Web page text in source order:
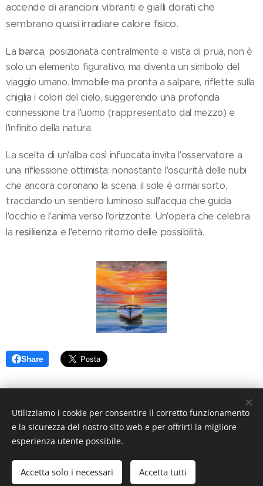
accende di arancioni vibranti e gialli dorati che
sembrano quasi irradiare calore fisico.
La barca, posizionata centralmente e vista di prua, non è
solo un elemento figurativo, ma diventa un simbolo del
viaggio umano. Immobile ma pronta a salpare, riflette sulla
chiglia i colori del cielo, suggerendo una profonda
connessione tra l'uomo (rappresentato dal mezzo) e
l'infinito della natura.
La scelta di un'alba così infuocata invita l'osservatore a
una riflessione ottimista: nonostante l'oscurità delle nubi
che ancora coronano la scena, il sole è ormai sorto,
tracciando un sentiero luminoso sull'acqua che guida
l'occhio e l'anima verso l'orizzonte. Un'opera che celebra
la resilienza e l'eterno ritorno delle possibilità.
Share
© 2023 Costa Enzo Tutti i diritti riservati.
Cookies
Lingue
Italiano
English
Utilizziamo i cookie per consentire il corretto funzionamento
e la sicurezza del nostro sito web e per offrirti la migliore
esperienza utente possibile.
Accetta solo i necessari Accetta tutti